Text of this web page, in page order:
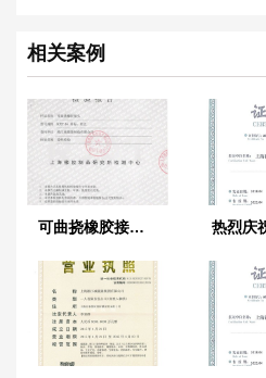
相关案例
可曲挠橡胶接头检验报告